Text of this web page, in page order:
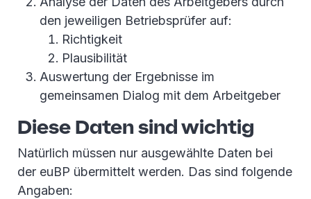
den jeweiligen Betriebsprüfer auf:
Richtigkeit
Plausibilität
Auswertung der Ergebnisse im
gemeinsamen Dialog mit dem Arbeitgeber
Diese Daten sind wichtig
Natürlich müssen nur ausgewählte Daten bei
der euBP übermittelt werden. Das sind folgende
Angaben: